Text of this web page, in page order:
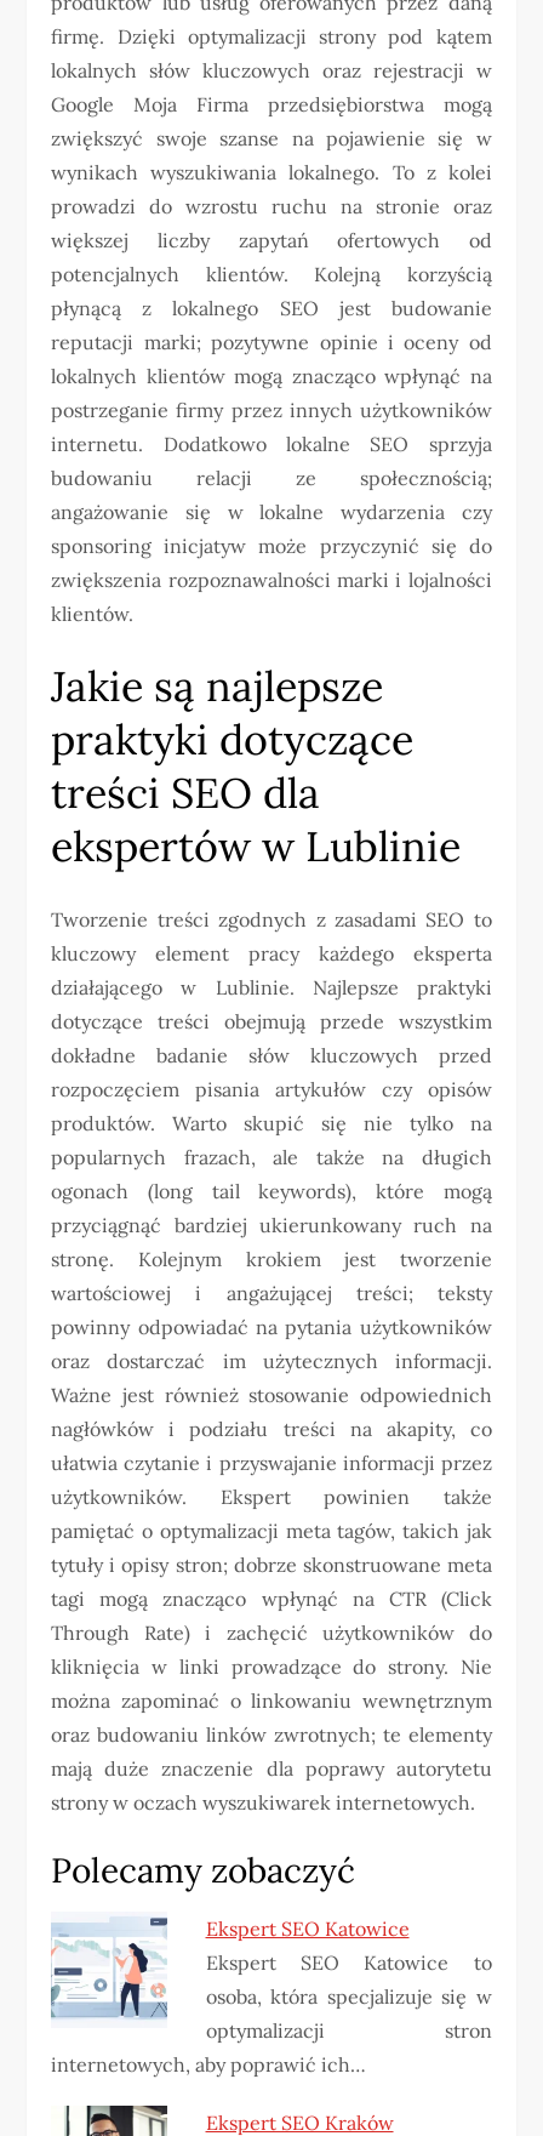
firmę. Dzięki optymalizacji strony pod kątem
lokalnych słów kluczowych oraz rejestracji w
Google Moja Firma przedsiębiorstwa mogą
zwiększyć swoje szanse na pojawienie się w
wynikach wyszukiwania lokalnego. To z kolei
prowadzi do wzrostu ruchu na stronie oraz
większej liczby zapytań ofertowych od
potencjalnych klientów. Kolejną korzyścią
płynącą z lokalnego SEO jest budowanie
reputacji marki; pozytywne opinie i oceny od
lokalnych klientów mogą znacząco wpłynąć na
postrzeganie firmy przez innych użytkowników
internetu. Dodatkowo lokalne SEO sprzyja
budowaniu relacji ze społecznością;
angażowanie się w lokalne wydarzenia czy
sponsoring inicjatyw może przyczynić się do
zwiększenia rozpoznawalności marki i lojalności
klientów.
Jakie są najlepsze
praktyki dotyczące
treści SEO dla
ekspertów w Lublinie
Tworzenie treści zgodnych z zasadami SEO to
kluczowy element pracy każdego eksperta
działającego w Lublinie. Najlepsze praktyki
dotyczące treści obejmują przede wszystkim
dokładne badanie słów kluczowych przed
rozpoczęciem pisania artykułów czy opisów
produktów. Warto skupić się nie tylko na
popularnych frazach, ale także na długich
ogonach (long tail keywords), które mogą
przyciągnąć bardziej ukierunkowany ruch na
stronę. Kolejnym krokiem jest tworzenie
wartościowej i angażującej treści; teksty
powinny odpowiadać na pytania użytkowników
oraz dostarczać im użytecznych informacji.
Ważne jest również stosowanie odpowiednich
nagłówków i podziału treści na akapity, co
ułatwia czytanie i przyswajanie informacji przez
użytkowników. Ekspert powinien także
pamiętać o optymalizacji meta tagów, takich jak
tytuły i opisy stron; dobrze skonstruowane meta
tagi mogą znacząco wpłynąć na CTR (Click
Through Rate) i zachęcić użytkowników do
kliknięcia w linki prowadzące do strony. Nie
można zapominać o linkowaniu wewnętrznym
oraz budowaniu linków zwrotnych; te elementy
mają duże znaczenie dla poprawy autorytetu
strony w oczach wyszukiwarek internetowych.
Polecamy zobaczyć
Ekspert SEO Katowice
Ekspert SEO Katowice to
osoba, która specjalizuje się w
optymalizacji stron
internetowych, aby poprawić ich…
Ekspert SEO Kraków